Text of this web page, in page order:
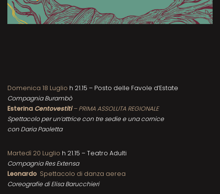
Domenica 18 Luglio h 21.15 – Posto delle Favole d’Estate
Compagnia Burambò
Esterina Centovestiti–PRIMA ASSOLUTA REGIONALE
Spettacolo per un’attrice con tre sedie e una cornice
con Daria Paoletta
Martedì 20 Luglio h 21.15 – Teatro Adulti
Compagnia Res Extensa
Leonardo Spettacolo di danza aerea
Coreografie di Elisa Barucchieri